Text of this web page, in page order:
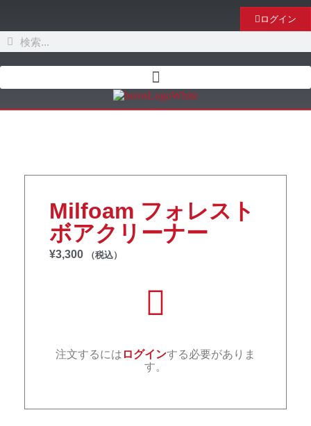
ログイン
Milfoam フォレスト
ボアクリーナー
¥3,300 （税込）
注文するには ログインする必要がありま
す。